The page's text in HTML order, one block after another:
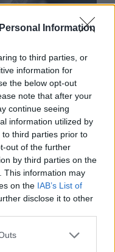
Information
to third parties, or
information for
the below opt-out
note that after your
continue seeing
information utilized by
third parties prior to
out of the further
by third parties on the
This information may
on the IAB’s List of
disclose it to other
на САЩ, в